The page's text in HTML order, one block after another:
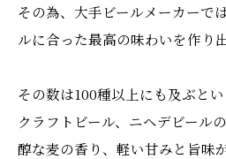
その為、大手ビールメーカーで
ルに合った最高の味わいを作り
その数は100種以上にも及ぶと
クラフトビール、ニヘデビール
醇な麦の香り、軽い甘みと旨味